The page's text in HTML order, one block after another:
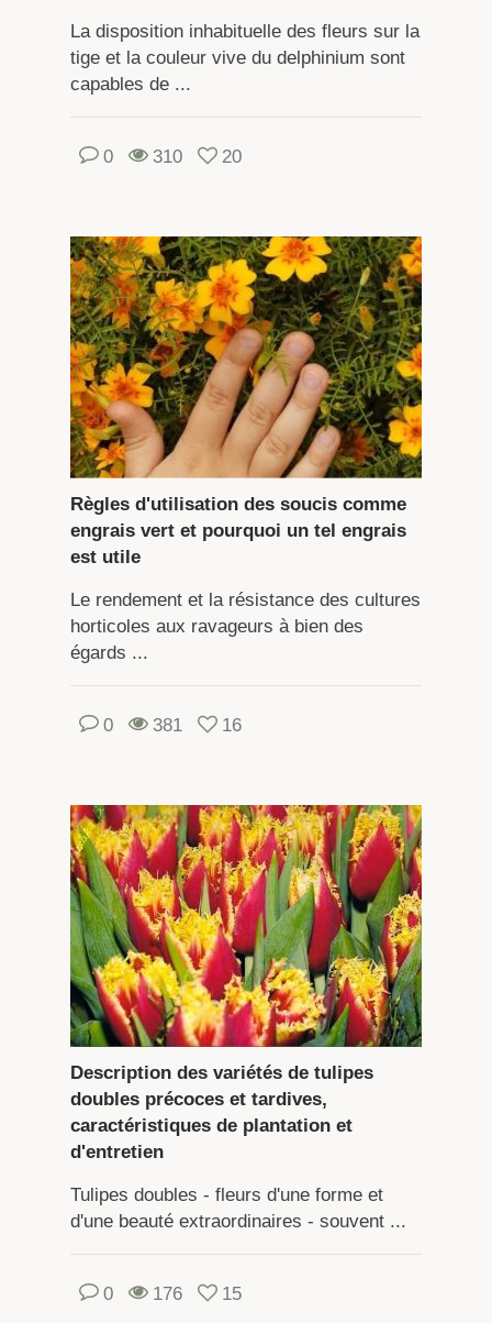
La disposition inhabituelle des fleurs sur la
tige et la couleur vive du delphinium sont
capables de ...
0 310 20
Règles d'utilisation des soucis comme
engrais vert et pourquoi un tel engrais
est utile
Le rendement et la résistance des cultures
horticoles aux ravageurs à bien des
égards ...
0 381 16
Description des variétés de tulipes
doubles précoces et tardives,
caractéristiques de plantation et
d'entretien
Tulipes doubles - fleurs d'une forme et
d'une beauté extraordinaires - souvent ...
0 176 15